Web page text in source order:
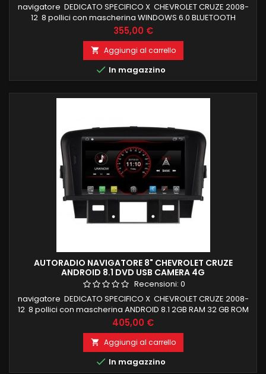
navigatore DEDICATO SPECIFICO X CHEVROLET CRUZE 2008-
12 8 pollici con mascherina WINDOWS 6.0 BLUETOOTH
INTEGRATO ingresso camera e aux SUPPORTO COMANDI AL
VOLANTE E FUNZIONI DI BORDO
Prezzo
355,00 €
 Aggiungi al carrello
 In magazzino
AUTORADIO NAVIGATORE 8" CHEVROLET CRUZE
ANDROID 8.1 DVD USB CAMERA 4G
Recensioni: 0
navigatore DEDICATO SPECIFICO X CHEVROLET CRUZE 2008-
12 8 pollici con mascherina ANDROID 8.1 2GB RAM 32 GB ROM
QUADCORE BLUETOOTH INTEGRATO ingresso camera e aux
SUPPORTO COMANDI AL VOLANTE E FUNZIONI DI BORDO
Prezzo
405,00 €
 Aggiungi al carrello
 In magazzino